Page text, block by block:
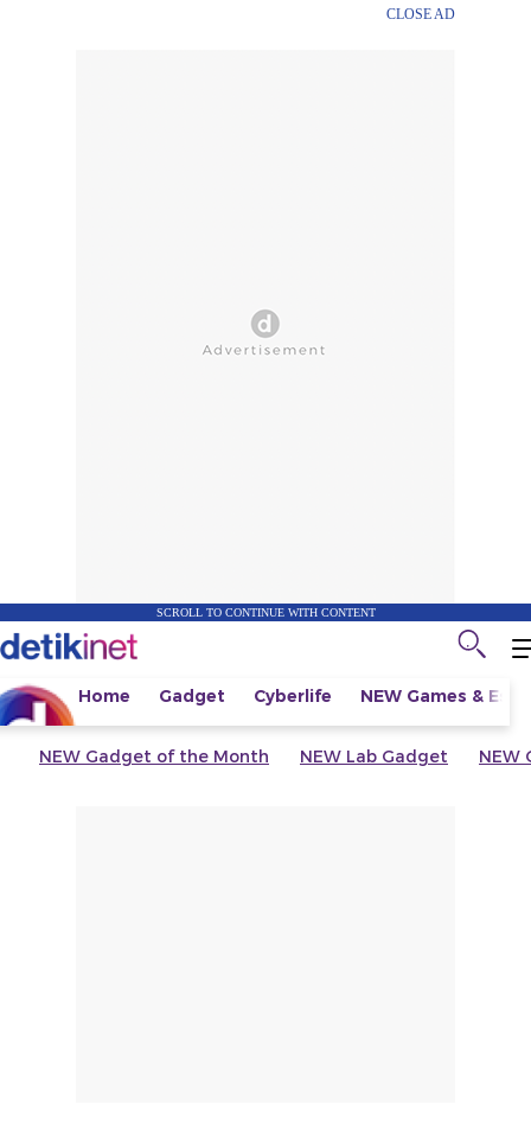
CLOSE AD
SCROLL TO CONTINUE WITH CONTENT
Home Gadget Cyberlife NEW Games &
NEW Gadget of the Month NEW Lab Gadget NEW